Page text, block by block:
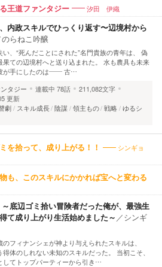
王道ファンタジー 汐田 伊織
内政スキルでひっくり返す〜辺境村から
のらねこ吟醸
、“死んだことにされた”名門貴族の青年は、 偽
果ての辺境村へと送り込まれた。 水も農具も未来
が手にしたのは―― 古…
タジー 連載中 78話
211,082文字
更新
劇 スキル成長 陰謀 領主もの 戦略 ゆるシ
を拾って、成り上がる！！
シンギョ
も、このスキルにかかれば宝へと変わる
底辺ゴミ拾い冒険者だった俺が、最強生
て成り上がり生活始めました～ ／シンギ
フィナンシェが神より与えられたスキルは、
得体のしれない未知のスキルだった。 当初こそ、
してトップパーティーから引き…